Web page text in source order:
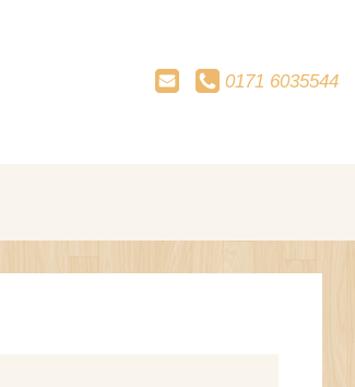
0171 6035544